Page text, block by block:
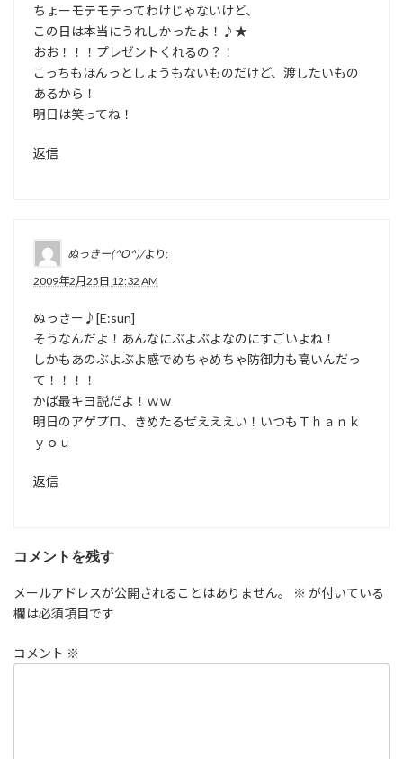
ちょーモテモテってわけじゃないけど、
この日は本当にうれしかったよ！♪★
おお！！！プレゼントくれるの？！
こっちもほんっとしょうもないものだけど、渡したいもの
あるから！
明日は笑ってね！
返信
ぬっきー(^O^)/より:
2009年2月25日 12:32 AM
ぬっきー♪[E:sun]
そうなんだよ！あんなにぶよぶよなのにすごいよね！
しかもあのぶよぶよ感でめちゃめちゃ防御力も高いんだっ
て！！！！
かば最キヨ説だよ！ｗｗ
明日のアゲプロ、きめたるぜえええい！いつもＴｈａｎｋ
ｙｏｕ
返信
コメントを残す
メールアドレスが公開されることはありません。 ※ が付いている
欄は必須項目です
コメント ※